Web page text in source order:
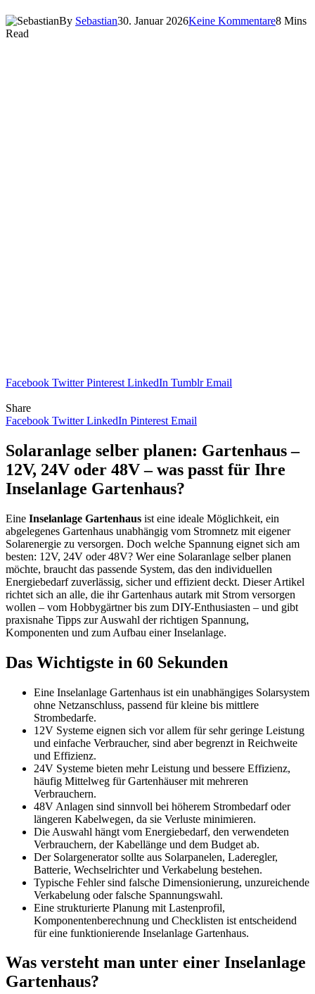
By Sebastian30. Januar 2026Keine Kommentare8 Mins
Read
Facebook Twitter Pinterest LinkedIn Tumblr Email
Share
Facebook Twitter LinkedIn Pinterest Email
Solaranlage selber planen: Gartenhaus –
12V, 24V oder 48V – was passt für Ihre
Inselanlage Gartenhaus?
Eine Inselanlage Gartenhaus ist eine ideale Möglichkeit, ein
abgelegenes Gartenhaus unabhängig vom Stromnetz mit eigener
Solarenergie zu versorgen. Doch welche Spannung eignet sich am
besten: 12V, 24V oder 48V? Wer eine Solaranlage selber planen
möchte, braucht das passende System, das den individuellen
Energiebedarf zuverlässig, sicher und effizient deckt. Dieser Artikel
richtet sich an alle, die ihr Gartenhaus autark mit Strom versorgen
wollen – vom Hobbygärtner bis zum DIY-Enthusiasten – und gibt
praxisnahe Tipps zur Auswahl der richtigen Spannung,
Komponenten und zum Aufbau einer Inselanlage.
Das Wichtigste in 60 Sekunden
Eine Inselanlage Gartenhaus ist ein unabhängiges Solarsystem
ohne Netzanschluss, passend für kleine bis mittlere
Strombedarfe.
12V Systeme eignen sich vor allem für sehr geringe Leistung
und einfache Verbraucher, sind aber begrenzt in Reichweite
und Effizienz.
24V Systeme bieten mehr Leistung und bessere Effizienz,
häufig Mittelweg für Gartenhäuser mit mehreren
Verbrauchern.
48V Anlagen sind sinnvoll bei höherem Strombedarf oder
längeren Kabelwegen, da sie Verluste minimieren.
Die Auswahl hängt vom Energiebedarf, den verwendeten
Verbrauchern, der Kabellänge und dem Budget ab.
Der Solargenerator sollte aus Solarpanelen, Laderegler,
Batterie, Wechselrichter und Verkabelung bestehen.
Typische Fehler sind falsche Dimensionierung, unzureichende
Verkabelung oder falsche Spannungswahl.
Eine strukturierte Planung mit Lastenprofil,
Komponentenberechnung und Checklisten ist entscheidend
für eine funktionierende Inselanlage Gartenhaus.
Was versteht man unter einer Inselanlage
Gartenhaus?